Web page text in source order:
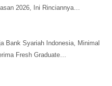
2026, Ini Rinciannya…
Bank Syariah Indonesia, Minimal
Fresh Graduate…